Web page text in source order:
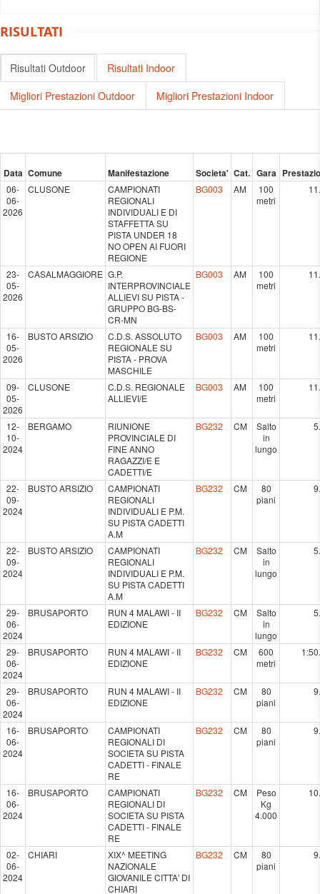
RISULTATI
Risultati Outdoor
Risultati Indoor
Migliori Prestazioni Outdoor
Migliori Prestazioni Indoor
Data Comune Manifestazione Societa' Cat. Gara
06-
06-
2026
CLUSONE
CAMPIONATI
REGIONALI
INDIVIDUALI E DI
STAFFETTA SU
PISTA UNDER 18
NO OPEN AI FUORI
REGIONE
BG003 AM
100
metri
23-
05-
2026
CASALMAGGIORE G.P.
INTERPROVINCIALE
ALLIEVI SU PISTA -
GRUPPO BG-BS-
CR-MN
BG003 AM
100
metri
16-
05-
2026
BUSTO ARSIZIO
C.D.S. ASSOLUTO
REGIONALE SU
PISTA - PROVA
MASCHILE
BG003 AM
100
metri
09-
05-
2026
CLUSONE
C.D.S. REGIONALE
ALLIEVI/E
BG003 AM
100
metri
12-
10-
2024
BERGAMO
RIUNIONE
PROVINCIALE DI
FINE ANNO
RAGAZZI/E E
CADETTI/E
BG232 CM
Salto
in
lungo
22-
09-
2024
BUSTO ARSIZIO
CAMPIONATI
REGIONALI
INDIVIDUALI E P.M.
SU PISTA CADETTI
A.M
BG232 CM
80
piani
22-
09-
2024
BUSTO ARSIZIO
CAMPIONATI
REGIONALI
INDIVIDUALI E P.M.
SU PISTA CADETTI
A.M
BG232 CM
Salto
in
lungo
29-
06-
2024
BRUSAPORTO
RUN 4 MALAWI - II
EDIZIONE
BG232 CM
Salto
in
lungo
29-
06-
2024
BRUSAPORTO
RUN 4 MALAWI - II
EDIZIONE
BG232 CM
600
metri
29-
06-
2024
BRUSAPORTO
RUN 4 MALAWI - II
EDIZIONE
BG232 CM
80
piani
16-
06-
2024
BRUSAPORTO
CAMPIONATI
REGIONALI DI
SOCIETA SU PISTA
CADETTI - FINALE
RE
BG232 CM
80
piani
16-
06-
2024
BRUSAPORTO
CAMPIONATI
REGIONALI DI
SOCIETA SU PISTA
CADETTI - FINALE
RE
BG232 CM
Peso
Kg
4.000
02-
06-
2024
CHIARI
XIX^ MEETING
NAZIONALE
GIOVANILE CITTA' DI
CHIARI
BG232 CM
80
piani